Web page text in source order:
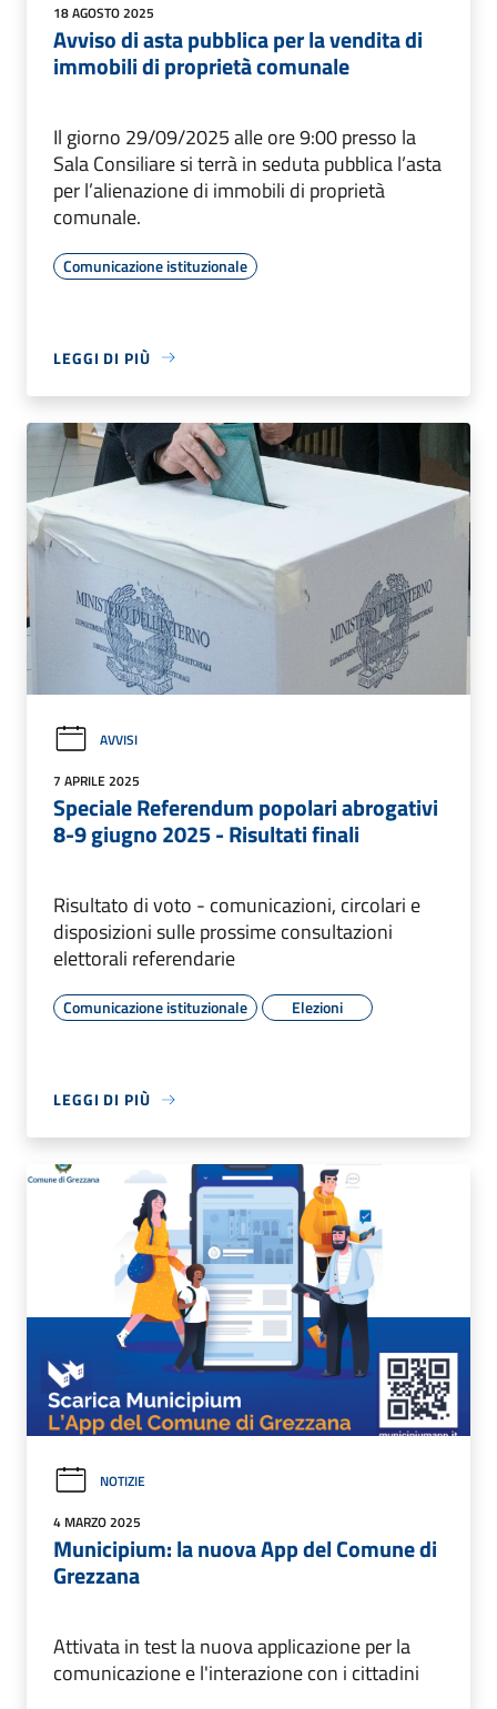
18 AGOSTO 2025
Avviso di asta pubblica per la vendita di
immobili di proprietà comunale
Il giorno 29/09/2025 alle ore 9:00 presso la
Sala Consiliare si terrà in seduta pubblica l’asta
per l’alienazione di immobili di proprietà
comunale.
Comunicazione istituzionale
LEGGI DI PIÙ
AVVISI
7 APRILE 2025
Speciale Referendum popolari abrogativi
8-9 giugno 2025 - Risultati finali
Risultato di voto - comunicazioni, circolari e
disposizioni sulle prossime consultazioni
elettorali referendarie
Comunicazione istituzionale Elezioni
LEGGI DI PIÙ
NOTIZIE
4 MARZO 2025
Municipium: la nuova App del Comune di
Grezzana
Attivata in test la nuova applicazione per la
comunicazione e l'interazione con i cittadini